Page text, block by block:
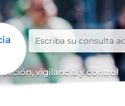
vigilancia y control